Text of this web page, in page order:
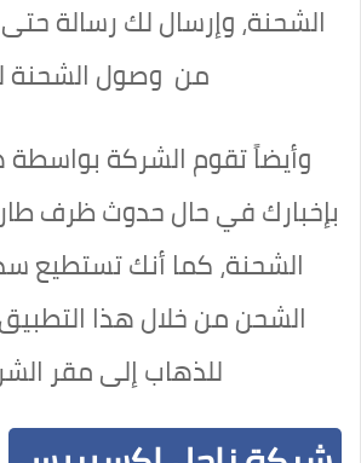
الشحنة، وإرسال لك رسالة
من وصول الشحنة
وأيضاً تقوم الشركة بواسطة
بإخبارك في حال حدوث ظرف
الشحنة، كما أنك تستطيع
الشحن من خلال هذا
للذهاب إلى مقر